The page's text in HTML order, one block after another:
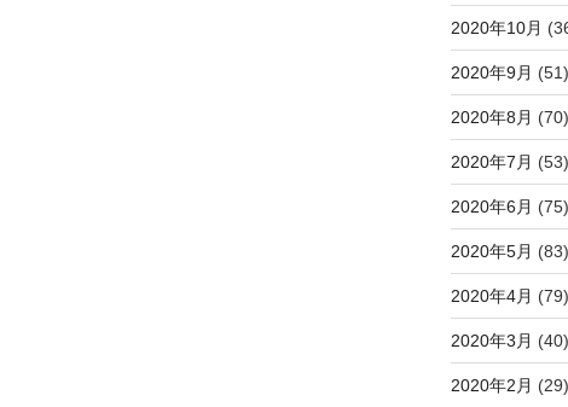
2020年10月
2020年9月 (51)
2020年8月 (70)
2020年7月 (53)
2020年6月 (75)
2020年5月 (83)
2020年4月 (79)
2020年3月 (40)
2020年2月 (29)